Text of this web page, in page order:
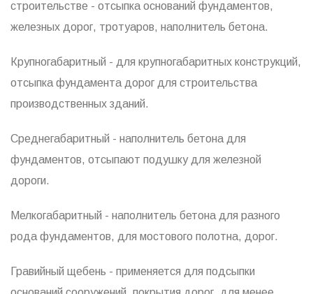
строительстве - отсыпка оснований фундаментов,
железных дорог, тротуаров, наполнитель бетона.
Крупногабаритный - для крупногабаритных конструкций,
отсыпка фундамента дорог для строительства
производственных зданий.
Среднегабаритный - наполнитель бетона для
фундаментов, отсыпают подушку для железной
дороги.
Мелкогабаритный - наполнитель бетона для разного
рода фундаментов, для мостового полотна, дорог.
Гравийный щебень - применяется для подсыпки